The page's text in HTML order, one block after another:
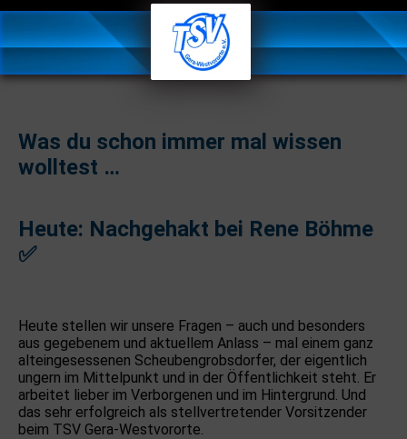
Was du schon immer mal wissen
wolltest …
Heute: Nachgehakt bei Rene Böhme
✅
Heute stellen wir unsere Fragen – auch und besonders
aus gegebenem und aktuellem Anlass – mal einem ganz
alteingesessenen Scheubengrobsdorfer, der eigentlich
ungern im Mittelpunkt und in der Öffentlichkeit steht. Er
arbeitet lieber im Verborgenen und im Hintergrund. Und
das sehr erfolgreich als stellvertretender Vorsitzender
beim TSV Gera-Westvororte.